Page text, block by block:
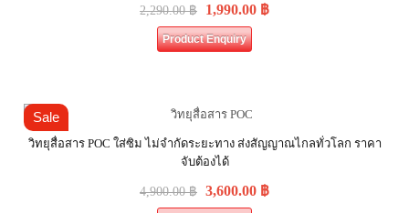
2,290.00฿ 1,990.00 ฿
Product Enquiry
Sale
วิทยุสื่อสาร POC ใส่ซิม ไม่จำกัดระยะทาง ส่งสัญญาณไกลทั่วโลก ราคา
จับต้องได้
4,900.00฿ 3,600.00 ฿